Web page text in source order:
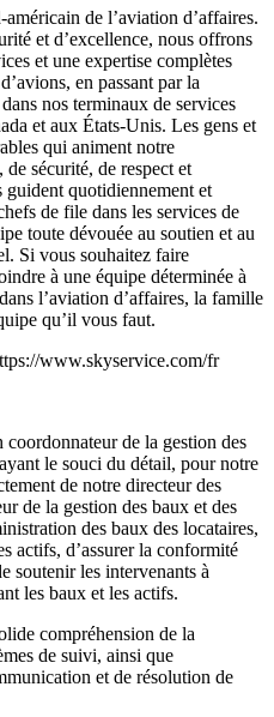
de l’aviation d’affaires.
et d’excellence, nous offrons
et une expertise complètes
en passant par la
nos terminaux de services
et aux États-Unis. Les gens et
qui animent notre
sécurité, de respect et
guident quotidiennement et
de file dans les services de
toute dévouée au soutien et au
Si vous souhaitez faire
à une équipe déterminée à
l’aviation d’affaires, la famille
qu’il vous faut.
www.skyservice.com/fr
coordonnateur de la gestion des
le souci du détail, pour notre
de notre directeur des
de la gestion des baux et des
des baux des locataires,
actifs, d’assurer la conformité
soutenir les intervenants à
les baux et les actifs.
compréhension de la
de suivi, ainsi que
et de résolution de